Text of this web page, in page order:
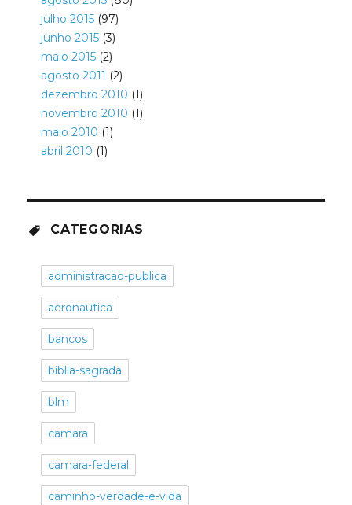
julho 2015(97)
junho 2015(3)
maio 2015(2)
agosto 2011 (2)
dezembro 2010 (1)
novembro 2010 (1)
maio 2010 (1)
abril 2010 (1)
CATEGORIAS
administracao-publica
aeronautica
bancos
biblia-sagrada
blm
camara
camara-federal
caminho-verdade-e-vida